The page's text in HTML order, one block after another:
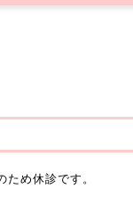
め休診です。